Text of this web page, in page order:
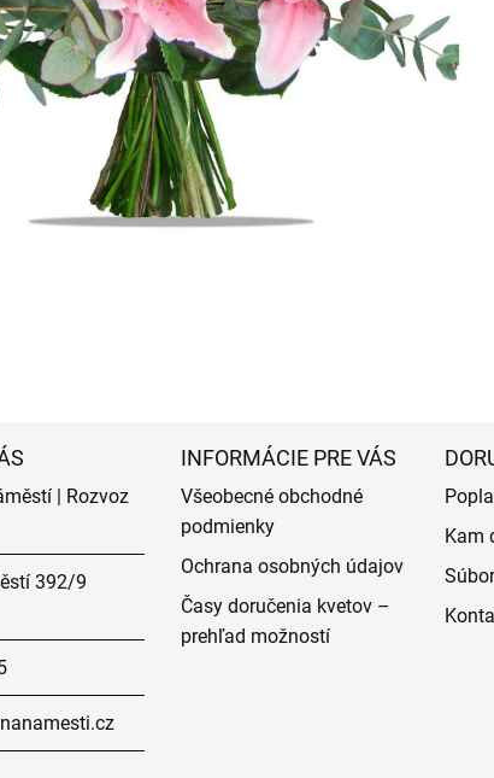
| Rozvoz
392/9
INFORMÁCIE PRE VÁS
Všeobecné obchodné
podmienky
Ochrana osobných údajov
Časy doručenia kvetov –
prehľad možností
Kam